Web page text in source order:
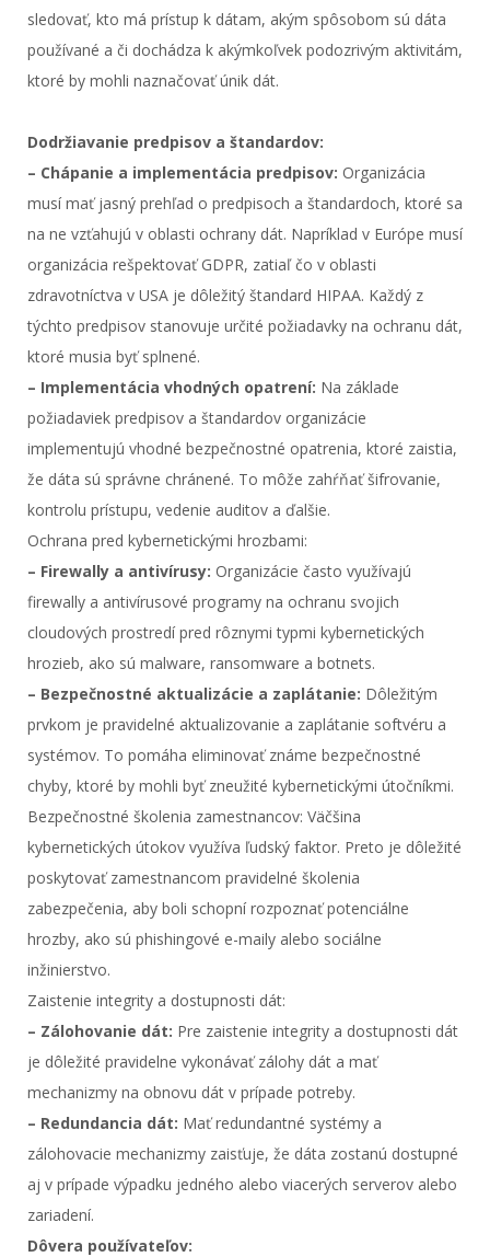
sledovať, kto má prístup k dátam, akým spôsobom sú dáta
používané a či dochádza k akýmkoľvek podozrivým aktivitám,
ktoré by mohli naznačovať únik dát.
Dodržiavanie predpisov a štandardov:
– Chápanie a implementácia predpisov: Organizácia
musí mať jasný prehľad o predpisoch a štandardoch, ktoré sa
na ne vzťahujú v oblasti ochrany dát. Napríklad v Európe musí
organizácia rešpektovať GDPR, zatiaľ čo v oblasti
zdravotníctva v USA je dôležitý štandard HIPAA. Každý z
týchto predpisov stanovuje určité požiadavky na ochranu dát,
ktoré musia byť splnené.
– Implementácia vhodných opatrení: Na základe
požiadaviek predpisov a štandardov organizácie
implementujú vhodné bezpečnostné opatrenia, ktoré zaistia,
že dáta sú správne chránené. To môže zahŕňať šifrovanie,
kontrolu prístupu, vedenie auditov a ďalšie.
Ochrana pred kybernetickými hrozbami:
– Firewally a antivírusy: Organizácie často využívajú
firewally a antivírusové programy na ochranu svojich
cloudových prostredí pred rôznymi typmi kybernetických
hrozieb, ako sú malware, ransomware a botnets.
– Bezpečnostné aktualizácie a zaplátanie: Dôležitým
prvkom je pravidelné aktualizovanie a zaplátanie softvéru a
systémov. To pomáha eliminovať známe bezpečnostné
chyby, ktoré by mohli byť zneužité kybernetickými útočníkmi.
Bezpečnostné školenia zamestnancov: Väčšina
kybernetických útokov využíva ľudský faktor. Preto je dôležité
poskytovať zamestnancom pravidelné školenia
zabezpečenia, aby boli schopní rozpoznať potenciálne
hrozby, ako sú phishingové e-maily alebo sociálne
inžinierstvo.
Zaistenie integrity a dostupnosti dát:
– Zálohovanie dát: Pre zaistenie integrity a dostupnosti dát
je dôležité pravidelne vykonávať zálohy dát a mať
mechanizmy na obnovu dát v prípade potreby.
– Redundancia dát: Mať redundantné systémy a
zálohovacie mechanizmy zaisťuje, že dáta zostanú dostupné
aj v prípade výpadku jedného alebo viacerých serverov alebo
zariadení.
Dôvera používateľov: